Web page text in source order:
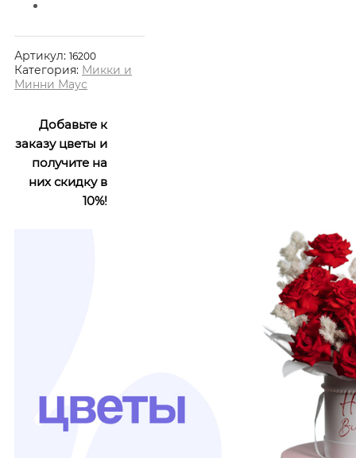
Артикул: 16200
Категория: Микки и
Минни Маус
Добавьте к
заказу цветы и
получите на
них скидку в
10%!